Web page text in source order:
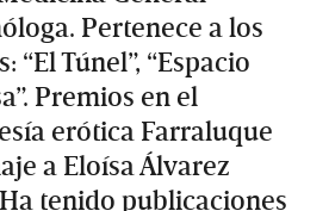
Pertenece a los
“El Túnel”, “Espacio
Premios en el
erótica Farraluque
a Eloísa Álvarez
tenido publicaciones